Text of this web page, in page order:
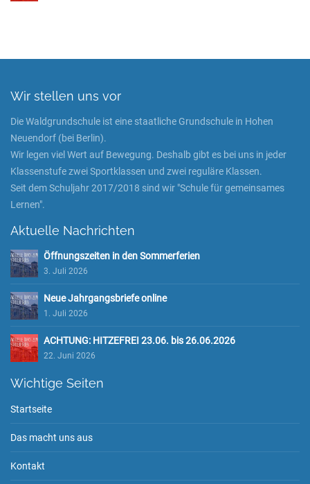
Wir stellen uns vor
Die Waldgrundschule ist eine staatliche Grundschule in Hohen
Neuendorf (bei Berlin).
Wir legen viel Wert auf Bewegung. Deshalb gibt es bei uns in jeder
Klassenstufe zwei Sportklassen und zwei reguläre Klassen.
Seit dem Schuljahr 2017/2018 sind wir "Schule für gemeinsames
Lernen".
Aktuelle Nachrichten
Öffnungszeiten in den Sommerferien
3. Juli 2026
Neue Jahrgangsbriefe online
1. Juli 2026
ACHTUNG: HITZEFREI 23.06. bis 26.06.2026
22. Juni 2026
Wichtige Seiten
Startseite
Das macht uns aus
Kontakt